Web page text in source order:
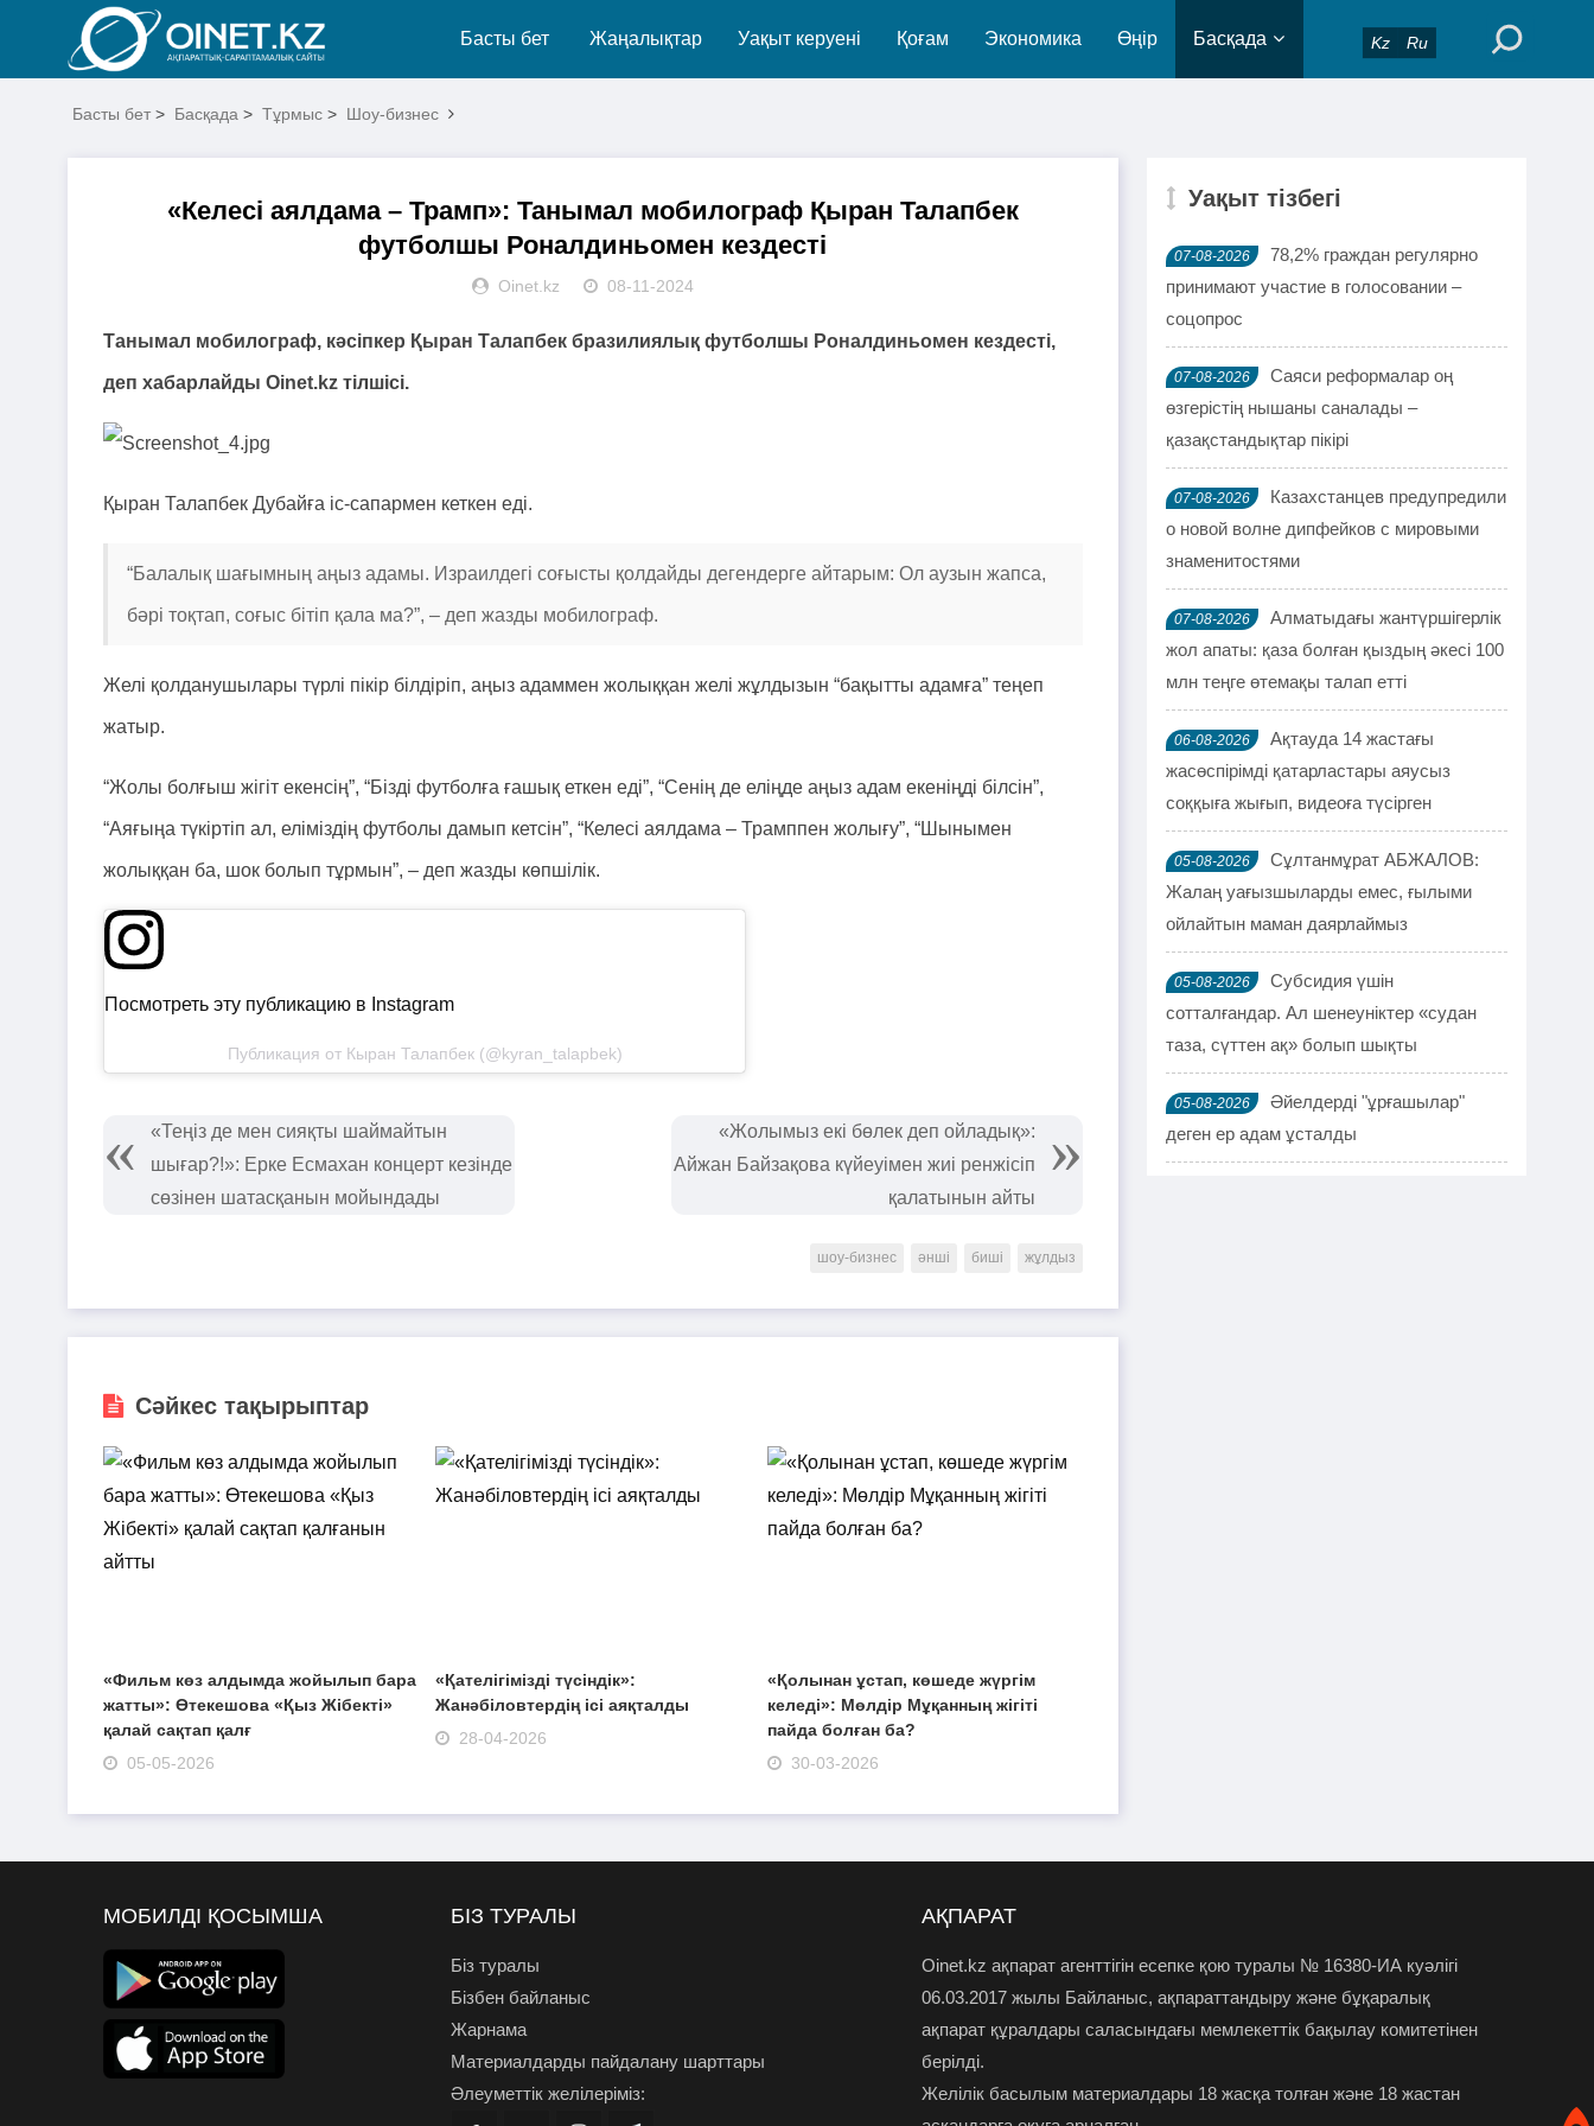
Kz Ru
Басты бет Жаңалықтар Уақыт керуені Қоғам Экономика Өңір Басқада
Басты бет > Басқада > Тұрмыс > Шоу-бизнес
«Келесі аялдама – Трамп»: Танымал мобилограф Қыран Талапбек
футболшы Роналдиньомен кездесті
Oinet.kz 08-11-2024
Танымал мобилограф, кәсіпкер Қыран Талапбек бразилиялық футболшы Роналдиньомен кездесті,
деп хабарлайды Oinet.kz тілшісі.
Қыран Талапбек Дубайға іс-сапармен кеткен еді.
“Балалық шағымның аңыз адамы. Израилдегі соғысты қолдайды дегендерге айтарым: Ол аузын жапса,
бәрі тоқтап, соғыс бітіп қала ма?”, – деп жазды мобилограф.
Желі қолданушылары түрлі пікір білдіріп, аңыз адаммен жолыққан желі жұлдызын “бақытты адамға” теңеп
жатыр.
“Жолы болғыш жігіт екенсің”, “Бізді футболға ғашық еткен еді”, “Сенің де еліңде аңыз адам екеніңді білсін”,
“Аяғыңа түкіртіп ал, еліміздің футболы дамып кетсін”, “Келесі аялдама – Трамппен жолығу”, “Шынымен
жолыққан ба, шок болып тұрмын”, – деп жазды көпшілік.
Посмотреть эту публикацию в Instagram
Публикация от Кыран Талапбек (@kyran_talapbek)
«Теңіз де мен сияқты шаймайтын
шығар?!»: Ерке Есмахан концерт кезінде
сөзінен шатасқанын мойындады
«Жолымыз екі бөлек деп ойладық»:
Айжан Байзақова күйеуімен жиі ренжісіп
қалатынын айты
шоу-бизнес әнші биші жұлдыз
Сәйкес тақырыптар
«Фильм көз алдымда жойылып бара
жатты»: Өтекешова «Қыз Жібекті»
қалай сақтап қалғ
05-05-2026
«Қателігімізді түсіндік»:
Жанәбіловтердің ісі аяқталды
28-04-2026
«Қолынан ұстап, көшеде жүргім
келеді»: Мөлдір Мұқанның жігіті
пайда болған ба?
30-03-2026
Уақыт тізбегі
07-08-2026
78,2% граждан регулярно
принимают участие в голосовании –
соцопрос
07-08-2026
Саяси реформалар оң
өзгерістің нышаны саналады –
қазақстандықтар пікірі
07-08-2026
Казахстанцев предупредили
о новой волне дипфейков с мировыми
знаменитостями
07-08-2026
Алматыдағы жантүршігерлік
жол апаты: қаза болған қыздың әкесі 100
млн теңге өтемақы талап етті
06-08-2026
Ақтауда 14 жастағы
жасөспірімді қатарластары аяусыз
соққыға жығып, видеоға түсірген
05-08-2026
Сұлтанмұрат АБЖАЛОВ:
Жалаң уағызшыларды емес, ғылыми
ойлайтын маман даярлаймыз
05-08-2026
Субсидия үшін
сотталғандар. Ал шенеуніктер «судан
таза, сүттен ақ» болып шықты
05-08-2026
Әйелдерді "ұрғашылар"
деген ер адам ұсталды
30-07-2026
Жанысбек ӨТЕГЕН:
Әділетті таңдағаныма ешқашан өкінген
емеспін
29-07-2026
Күдікті қылмыстық іс,
МОБИЛДІ ҚОСЫМША БІЗ ТУРАЛЫ
Біз туралы
Бізбен байланыс
Жарнама
Материалдарды пайдалану шарттары
Әлеуметтік желілеріміз:
АҚПАРАТ
Oinet.kz ақпарат агенттігін есепке қою туралы № 16380-ИА куәлігі
06.03.2017 жылы Байланыс, ақпараттандыру және бұқаралық
ақпарат құралдары саласындағы мемлекеттік бақылау комитетінен
берілді.
Желілік басылым материалдары 18 жасқа толған және 18 жастан